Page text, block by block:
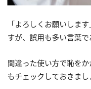
「よろしくお願いしま
すが、誤用も多い言葉で
間違った使い方で恥を
もチェックしておきまし